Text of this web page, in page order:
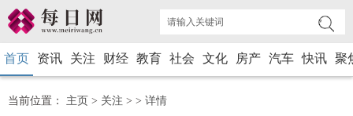
首页 资讯 关注 财经 教育 社会 文化 房产 汽车 快讯 聚
当前位置： 主页 > 关注 > > 详情